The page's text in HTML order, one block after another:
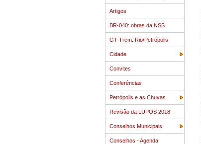
Artigos
BR-040: obras da NSS
GT-Trem: Rio/Petrópolis
Cidade
Convites
Conferências
Petrópolis e as Chuvas
Revisão da LUPOS 2018
Conselhos Municipais
Conselhos - Agenda